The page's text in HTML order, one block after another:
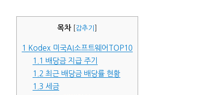
목차 감추기
1
Kodex 미국AI소프트웨어TOP10
1.1 배당금 지급 주기
1.2 최근 배당금 배당률 현황
1.3 세금